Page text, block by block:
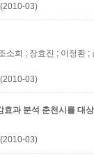
03)
소희 ; 장효진 ; 이정환
03)
효과 분석 춘천시를 대
03)